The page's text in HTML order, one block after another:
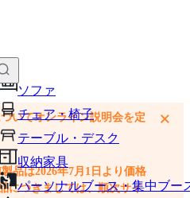
ソファ
チェア・椅子
テーブル・デスク
収納家具
パーソナルブース・集中ブー
けて、カートに追加できます
いてオンライン説明会を定
品は2026年7月1日より価格
につきましては、順次サイ
×